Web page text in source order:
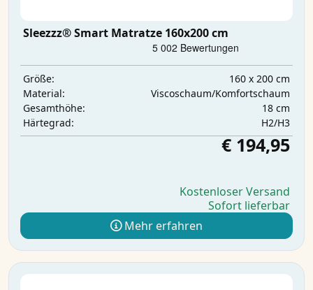
Sleezzz® Smart Matratze 160x200 cm
Größe:
160 x 200 cm
Material:
Viscoschaum/Komfortschaum
Gesamthöhe:
18 cm
Härtegrad:
H2/H3
€ 194,95
Kostenloser Versand
Sofort lieferbar
Mehr erfahren